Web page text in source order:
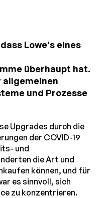
Lowe's eines
überhaupt hat.
allgemeinen
und Prozesse
Upgrades durch die
der COVID-19
und
die Art und
können, und für
es sinnvoll, sich
zu konzentrieren.